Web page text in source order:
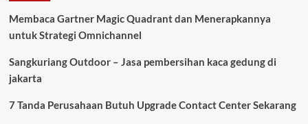
Membaca Gartner Magic Quadrant dan Menerapkannya
untuk Strategi Omnichannel
Sangkuriang Outdoor – Jasa pembersihan kaca gedung di
jakarta
7 Tanda Perusahaan Butuh Upgrade Contact Center Sekarang